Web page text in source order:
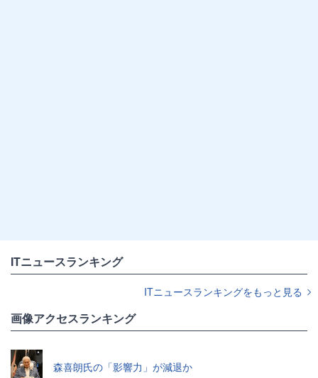
ITニュースランキング
ITニュースランキングをもっと見る
画像アクセスランキング
森喜朗氏の「影響力」が減退か